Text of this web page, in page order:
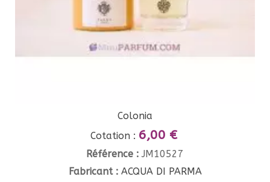
Colonia
Cotation : 6,00 €
Référence : JM10527
Fabricant : ACQUA DI PARMA